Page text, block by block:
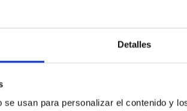
Detalles
usan para personalizar el contenido y